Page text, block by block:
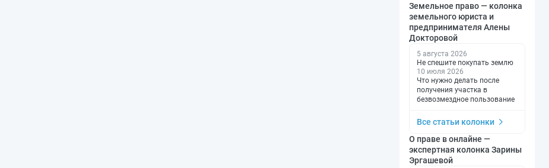
Земельное право — колонка
земельного юриста и
предпринимателя Алены
Докторовой
5 августа 2026
Не спешите покупать землю
10 июля 2026
Что нужно делать после
получения участка в
безвозмездное пользование
Все статьи колонки
О праве в онлайне —
экспертная колонка Зарины
Эргашевой